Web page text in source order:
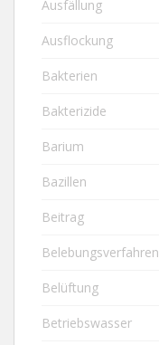
Ausfällung
Ausflockung
Bakterien
Bakterizide
Barium
Bazillen
Beitrag
Belebungsverfahren
Belüftung
Betriebswasser